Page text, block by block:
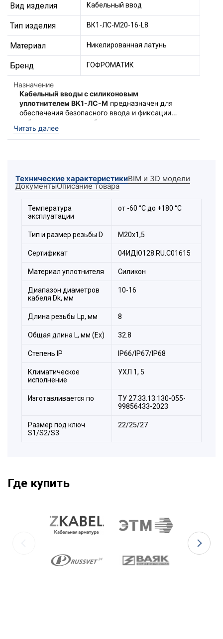
Вид изделия Кабельный ввод
Тип изделия ВК1-ЛС-М20-16-L8
Материал Никелированная латунь
Бренд ГОФРОМАТИК
Назначение
Кабельный вводы с силиконовым
уплотнителем ВК1-ЛС-М предназначен для
обеспечения безопасного ввода и фиксации
небронированного кабеля в корпус
электротехнического устройства. С широким
температурным диапазоном эксплуатации от
Ввод выполняет функцию удерживающего
Состав комплекта:
Уплотнитель силиконовый
Уплотнитель силиконовый
Заглушка
Читать далее
Технические характеристикиBIM и 3D модели
ДокументыОписание товара
Температура
эксплуатации
от -60 °С до +180 °С
Тип и размер резьбы D М20х1,5
Сертификат 04ИДЮ128.RU.С01615
Материал уплотнителя Силикон
Диапазон диаметров
кабеля Dk, мм
10-16
Длина резьбы Lр, мм 8
Общая длина L, мм (Ex) 32.8
Степeнь IP IP66/IP67/IP68
Климатическое
исполнение
УХЛ 1, 5
Изготавливается по
ТУ 27.33.13.130-055-
99856433-2023
Размер под ключ
S1/S2/S3
22/25/27
Где купить